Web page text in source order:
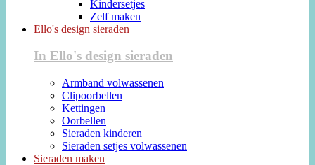
Kindersetjes
Zelf maken
Ello's design sieraden
In Ello's design sieraden
Armband volwassenen
Clipoorbellen
Kettingen
Oorbellen
Sieraden kinderen
Sieraden setjes volwassenen
Sieraden maken